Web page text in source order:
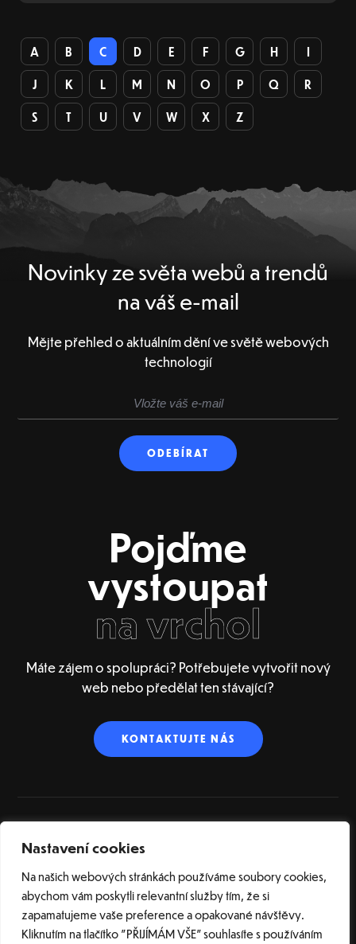
Nastavení cookies
Na našich webových stránkách používáme soubory cookies,
abychom vám poskytli relevantní služby tím, že si
zapamatujeme vaše preference a opakované návštěvy.
Kliknutím na tlačítko "PŘIJÍMÁM VŠE" souhlasíte s používáním
A B C D E F G H I
J K L M N O P Q R
S T U V W X Z
Novinky ze světa webů a trendů
na váš e-mail
Mějte přehled o aktuálním dění ve světě webových
technologií
Pojďme
vystoupat
na vrchol
Máte zájem o spolupráci? Potřebujete vytvořit nový
web nebo předělat ten stávající?
KONTAKTUJTE NÁS
ÚVOD O NÁS
SLOVNÍK POJMŮ KONTAKT